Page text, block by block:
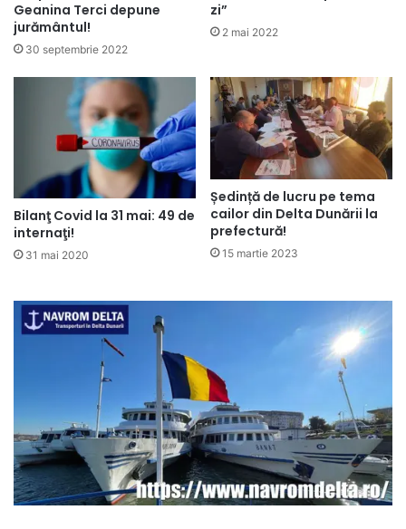
Geanina Terci depune
jurământul!
30 septembrie 2022
zi”
2 mai 2022
Bilanţ Covid la 31 mai: 49 de
internaţi!
31 mai 2020
Ședință de lucru pe tema
cailor din Delta Dunării la
prefectură!
15 martie 2023